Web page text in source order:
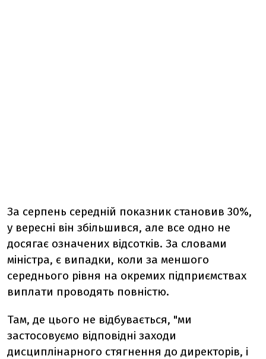
За серпень середній показник становив 30%,
у вересні він збільшився, але все одно не
досягає означених відсотків. За словами
міністра, є випадки, коли за меншого
середнього рівня на окремих підприємствах
виплати проводять повністю.
Там, де цього не відбувається, "ми
застосовуємо відповідні заходи
дисциплінарного стягнення до директорів, і